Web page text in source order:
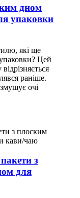
дном
упаковки
які ще
Цей
раніше.
очі
з
для